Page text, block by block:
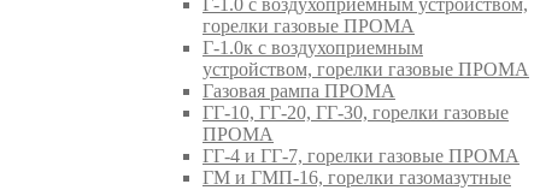
Г-1.0 с воздухоприемным устройством,
горелки газовые ПРОМА
Г-1.0к с воздухоприемным
устройством, горелки газовые ПРОМА
Газовая рампа ПРОМА
ГГ-10, ГГ-20, ГГ-30, горелки газовые
ПРОМА
ГГ-4 и ГГ-7, горелки газовые ПРОМА
ГМ и ГМП-16, горелки газомазутные